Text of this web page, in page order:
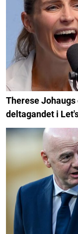
Therese
deltagandet i